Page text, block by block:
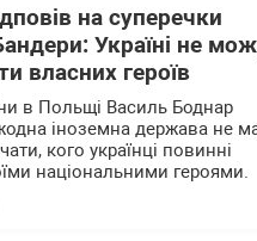
на суперечки
Україні не
власних героїв
в Польщі Василь Боднар
іноземна держава не
кого українці повинні
національними героями.